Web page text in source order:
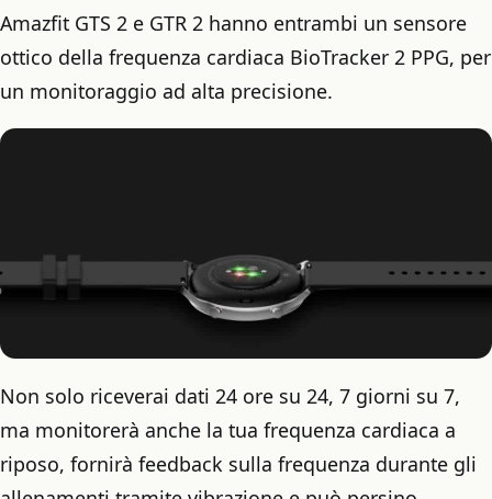
Amazfit GTS 2 e GTR 2 hanno entrambi un sensore
ottico della frequenza cardiaca BioTracker 2 PPG, per
un monitoraggio ad alta precisione.
Non solo riceverai dati 24 ore su 24, 7 giorni su 7,
ma monitorerà anche la tua frequenza cardiaca a
riposo, fornirà feedback sulla frequenza durante gli